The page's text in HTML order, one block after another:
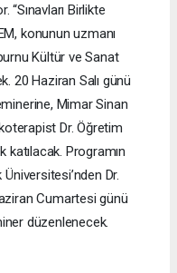
“Sınavları Birlikte
konunun uzmanı
Kültür ve Sanat
20 Haziran Salı günü
Mimar Sinan
Dr. Öğretim
Programın
Dr.
Cumartesi günü
düzenlenecek.